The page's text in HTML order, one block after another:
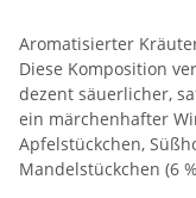
Aromatisierter
Diese Komposition
dezent säuerlicher,
ein märchenhafter
Apfelstückchen,
Mandelstückchen (6